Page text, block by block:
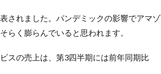
されました。パンデミックの影響でアマゾ
らく膨らんでいると思われます。
スの売上は、第3四半期には前年同期比